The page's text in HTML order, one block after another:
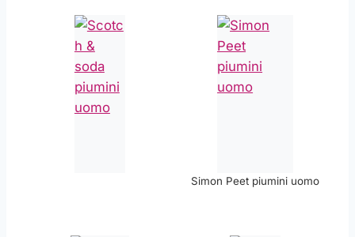
Simon Peet piumini uomo